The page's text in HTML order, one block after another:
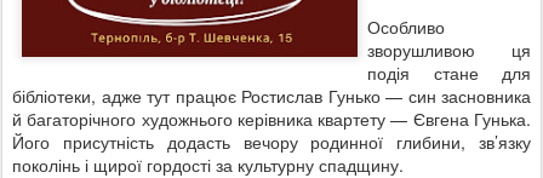
Особливо
зворушливою ця
подія стане для
бібліотеки, адже тут працює Ростислав Гунько — син засновника
й багаторічного художнього керівника квартету — Євгена Гунька.
Його присутність додасть вечору родинної глибини, зв’язку
поколінь і щирої гордості за культурну спадщину.